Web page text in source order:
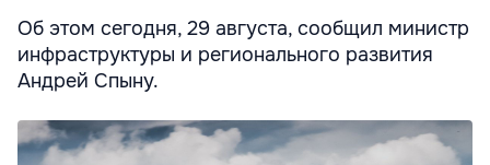
Об этом сегодня, 29 августа, сообщил министр
инфраструктуры и регионального развития
Андрей Спыну.